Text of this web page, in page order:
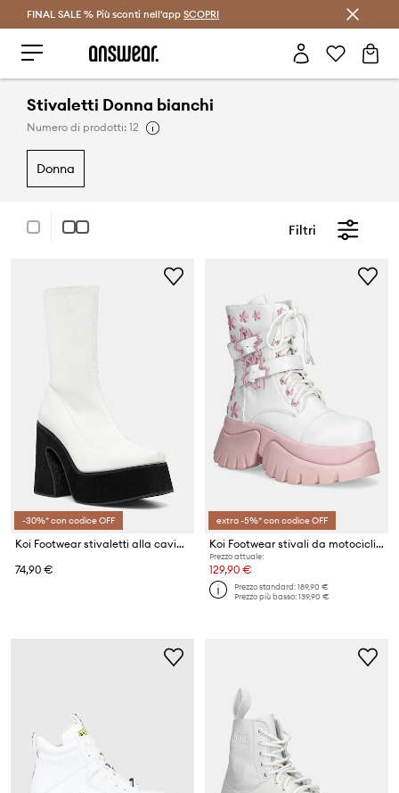
Risparmia con Answear Club >
FINAL SALE % Più sconti nell'app SCOPRI
Stivaletti Donna bianchi
Numero di prodotti: 12
donna
Filtri
-30%* con codice OFF
Koi Footwear stivaletti alla caviglia
74,90 €
extra -5%* con codice OFF
Koi Footwear stivali da motociclista Sakura Miku x Hatsune Miku
Prezzo attuale:
129,90 €
Prezzo standard:189,90 €
Prezzo più basso:139,90 €